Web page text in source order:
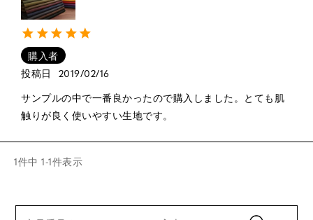
購入者
投稿日
2019/02/16
サンプルの中で一番良かったので購入しました。とても肌
触りが良く使いやすい生地です。
1件中 1-1件表示